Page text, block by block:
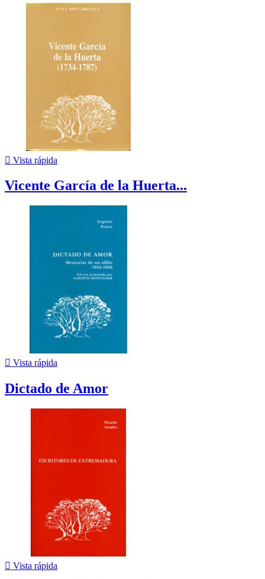
 Vista rápida
Vicente García de la Huerta...
 Vista rápida
Dictado de Amor
 Vista rápida